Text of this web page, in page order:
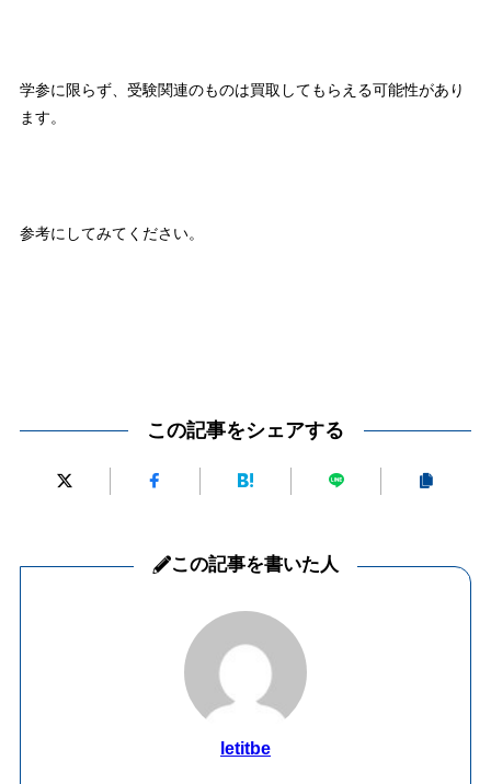
学参に限らず、受験関連のものは買取してもらえる可能性があり
ます。
参考にしてみてください。
この記事をシェアする
この記事を書いた人
letitbe